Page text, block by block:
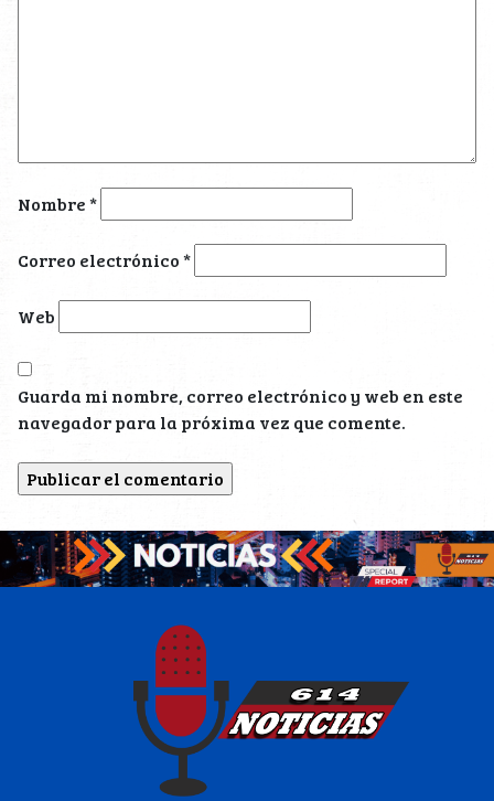
Nombre*
Correo electrónico*
Web
Guarda mi nombre, correo electrónico y web en este
navegador para la próxima vez que comente.